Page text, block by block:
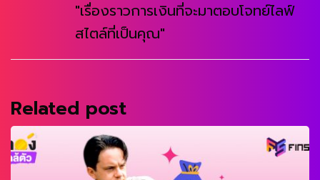
"เรื่องราวการเงินที่จะมาตอบโจทย์ไลฟ์
สไตล์ที่เป็นคุณ"
Related post